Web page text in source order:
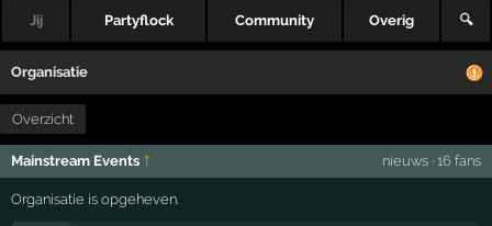
Jij Partyflock Community Overig 🔍
Organisatie
Overzicht
Mainstream Events † nieuws· 16 fans
Organisatie is opgeheven.